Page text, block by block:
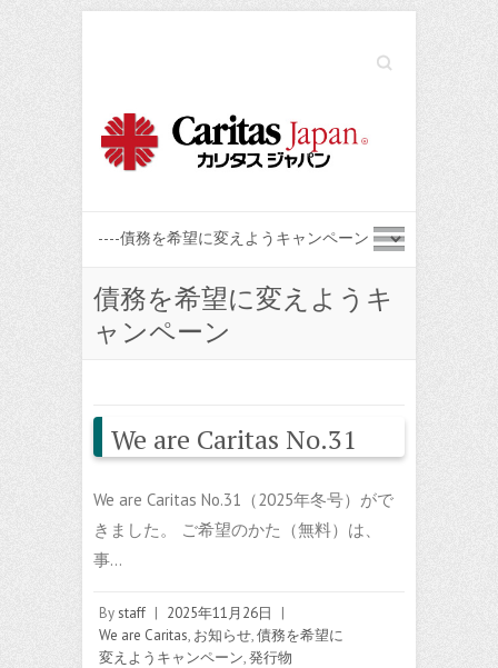
Search
債務を希望に変えようキ
ャンペーン
We are Caritas No.31
We are Caritas No.31（2025年冬号）がで
きました。 ご希望のかた（無料）は、
事…
Bystaff | 2025年11月26日
|
We are Caritas, お知らせ,債務を希望に
変えようキャンペーン,発行物